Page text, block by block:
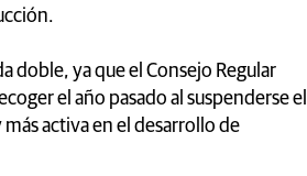
doble, ya que el Consejo Regular
el año pasado al suspenderse el
activa en el desarrollo de